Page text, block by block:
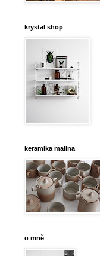
krystal shop
keramika malina
o mně